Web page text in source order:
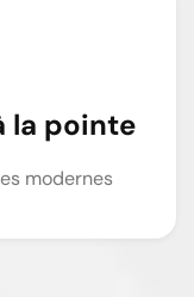
la pointe
modernes